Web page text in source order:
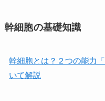
幹細胞の基礎知識
幹細胞とは？２つの能力
いて解説